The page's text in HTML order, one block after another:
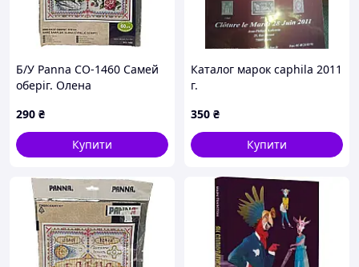
Б/У Panna СО-1460 Самей
оберіг. Олена
290 ₴
Купити
Каталог марок caphila 2011
г.
350 ₴
Купити